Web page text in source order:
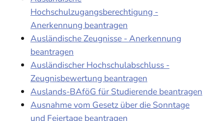
Hochschulzugangsberechtigung -
Anerkennung beantragen
Ausländische Zeugnisse - Anerkennung
beantragen
Ausländischer Hochschulabschluss -
Zeugnisbewertung beantragen
Auslands-BAföG für Studierende beantragen
Ausnahme vom Gesetz über die Sonntage
und Feiertage beantragen